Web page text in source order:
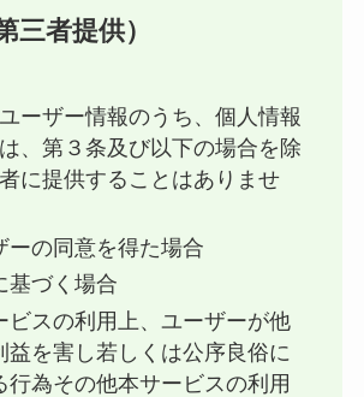
三者提供）
ーザー情報のうち、個人情報
、第３条及び以下の場合を除
に提供することはありませ
ーの同意を得た場合
基づく場合
ビスの利用上、ユーザーが他
益を害し若しくは公序良俗に
行為その他本サービスの利用